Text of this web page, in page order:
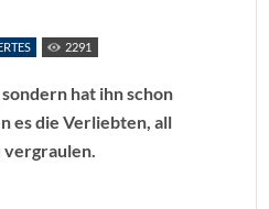
2291
hat ihn schon
es die Verliebten, all
vergraulen.